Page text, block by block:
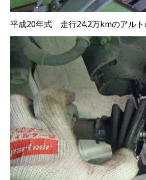
平成20年式 走行24.2万kmのアルト